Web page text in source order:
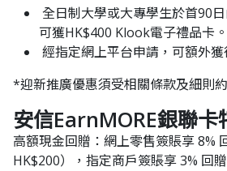
全日制大學或大專學生於首90
可獲HK$400 Klook電子禮品卡。
經指定網上平台申請，可額外
*迎新推廣優惠須受相關條款及細則
安信EarnMORE銀聯卡
高額現金回贈：網上零售簽賬享 8%
HK$200），指定商戶簽賬享 3% 回